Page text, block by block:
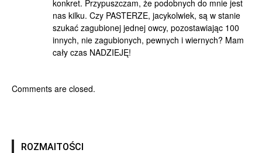
konkret. Przypuszczam, że podobnych do mnie jest
nas kilku. Czy PASTERZE, jacykolwiek, są w stanie
szukać zagubionej jednej owcy, pozostawiając 100
innych, nie zagubionych, pewnych i wiernych? Mam
cały czas NADZIEJĘ!
Comments are closed.
ROZMAITOŚCI